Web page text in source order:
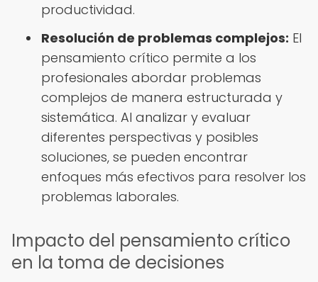
productividad.
Resolución de problemas complejos: El
pensamiento crítico permite a los
profesionales abordar problemas
complejos de manera estructurada y
sistemática. Al analizar y evaluar
diferentes perspectivas y posibles
soluciones, se pueden encontrar
enfoques más efectivos para resolver los
problemas laborales.
Impacto del pensamiento crítico
en la toma de decisiones